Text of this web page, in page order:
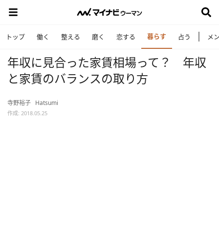
トップ 働く 整える 磨く 恋する 暮らす 占う メ
年収に見合った家賃相場って？ 年収
と家賃のバランスの取り方
寺野裕子 Hatsumi
作成: 2018.05.25